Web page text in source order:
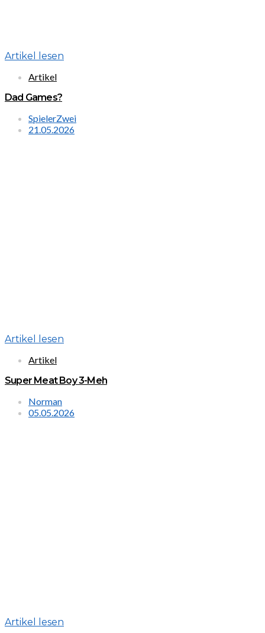
Artikel lesen
Artikel
Dad Games?
SpielerZwei
21.05.2026
Artikel lesen
Artikel
Super Meat Boy 3-Meh
Norman
05.05.2026
Artikel lesen